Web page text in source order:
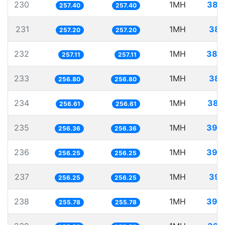
230 257.40 257.40 1MH
231 257.20 257.20 1MH
232 257.11 257.11 1MH
233 256.80 256.80 1MH
234 256.61 256.61 1MH
235 256.36 256.36 1MH
236 256.25 256.25 1MH
237 256.25 256.25 1MH
238 255.78 255.78 1MH